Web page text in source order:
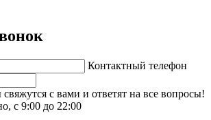
Контактный телефон
с вами и ответят на все вопросы!
с 9:00 до 22:00